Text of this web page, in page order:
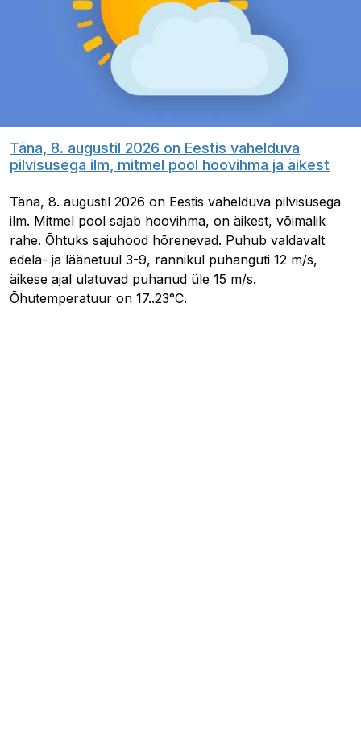
Täna, 8. augustil 2026 on Eestis vahelduva
pilvisusega ilm, mitmel pool hoovihma ja äikest
Täna, 8. augustil 2026 on Eestis vahelduva pilvisusega
ilm. Mitmel pool sajab hoovihma, on äikest, võimalik
rahe. Õhtuks sajuhood hõrenevad. Puhub valdavalt
edela- ja läänetuul 3-9, rannikul puhanguti 12 m/s,
äikese ajal ulatuvad puhanud üle 15 m/s.
Õhutemperatuur on 17..23°C.